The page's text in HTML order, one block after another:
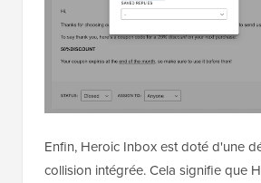
Enfin, Heroic Inbox est doté d'une
collision intégrée. Cela signifie que